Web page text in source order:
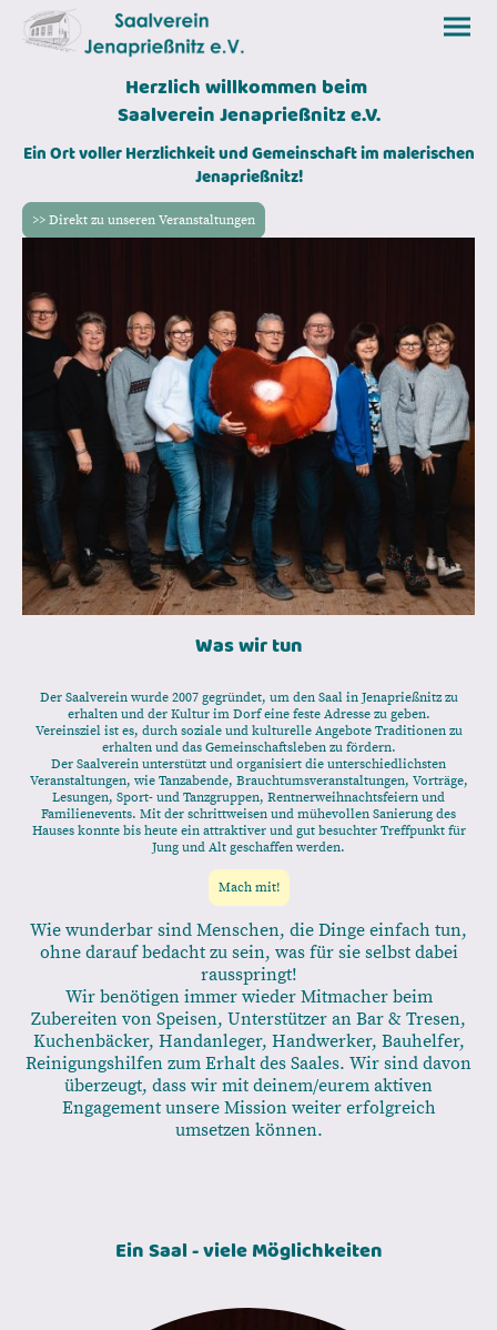
Herzlich willkommen beim
Saalverein Jenaprießnitz e.V.
Ein Ort voller Herzlichkeit und Gemeinschaft im malerischen
Jenaprießnitz!
>> Direkt zu unseren Veranstaltungen
Was wir tun
Der Saalverein wurde 2007 gegründet, um den Saal in Jenaprießnitz zu
erhalten und der Kultur im Dorf eine feste Adresse zu geben.
Vereinsziel ist es, durch soziale und kulturelle Angebote Traditionen zu
erhalten und das Gemeinschaftsleben zu fördern.
Der Saalverein unterstützt und organisiert die unterschiedlichsten
Veranstaltungen, wie Tanzabende, Brauchtumsveranstaltungen, Vorträge,
Lesungen, Sport- und Tanzgruppen, Rentnerweihnachtsfeiern und
Familienevents. Mit der schrittweisen und mühevollen Sanierung des
Hauses konnte bis heute ein attraktiver und gut besuchter Treffpunkt für
Jung und Alt geschaffen werden.
Mach mit!
Wie wunderbar sind Menschen, die Dinge einfach tun,
ohne darauf bedacht zu sein, was für sie selbst dabei
rausspringt!
Wir benötigen immer wieder Mitmacher beim
Zubereiten von Speisen, Unterstützer an Bar & Tresen,
Kuchenbäcker, Handanleger, Handwerker, Bauhelfer,
Reinigungshilfen zum Erhalt des Saales. Wir sind davon
überzeugt, dass wir mit deinem/eurem aktiven
Engagement unsere Mission weiter erfolgreich
umsetzen können.
Ein Saal - viele Möglichkeiten